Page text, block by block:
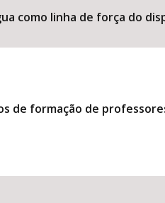
como linha de força do
de formação de